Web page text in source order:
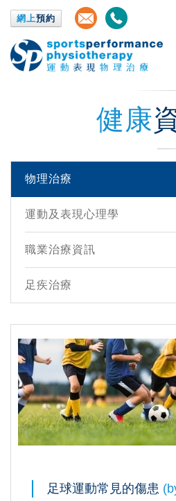
網上預約
健康
物理治療
運動及表現心理學
職業治療資訊
足疾治療
足球運動常見的傷患